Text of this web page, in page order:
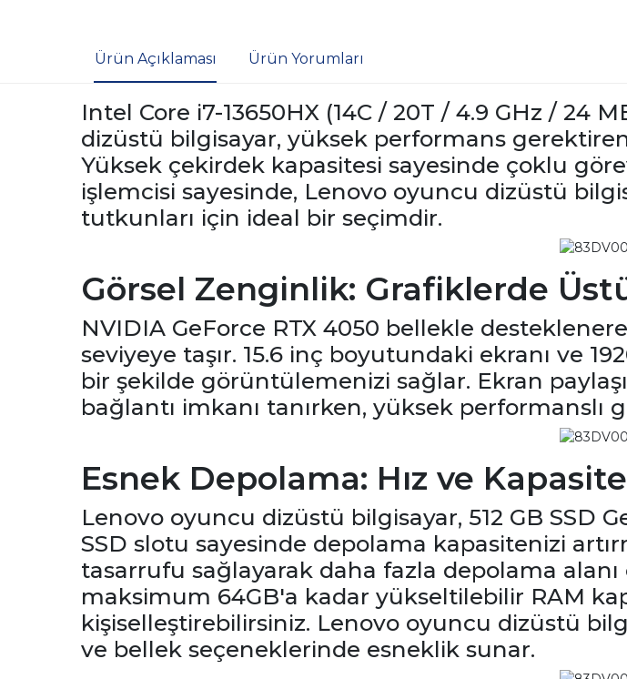
Ürün Açıklaması Ürün Yorumları
Intel Core i7-13650HX (14C / 20T / 4.9 GHz / 24
dizüstü bilgisayar, yüksek performans
Yüksek çekirdek kapasitesi sayesinde çoklu
işlemcisi sayesinde, Lenovo oyuncu dizüstü
tutkunları için ideal bir seçimdir.
Görsel Zenginlik: Grafiklerde
NVIDIA GeForce RTX 4050 bellekle
seviyeye taşır. 15.6 inç boyutundaki ekranı ve
bir şekilde görüntülemenizi sağlar. Ekran
bağlantı imkanı tanırken, yüksek performanslı
Esnek Depolama: Hız ve
Lenovo oyuncu dizüstü bilgisayar, 512 GB SSD
SSD slotu sayesinde depolama kapasitenizi
tasarrufu sağlayarak daha fazla depolama
maksimum 64GB'a kadar yükseltilebilir RAM
kişiselleştirebilirsiniz. Lenovo oyuncu dizüstü
ve bellek seçeneklerinde esneklik sunar.